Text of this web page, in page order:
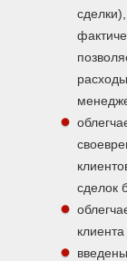
сделок